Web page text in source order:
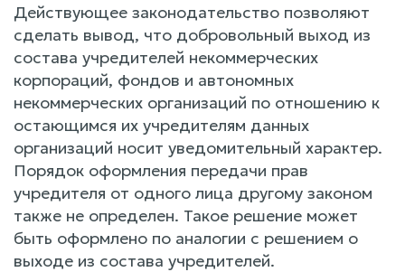
Действующее законодательство позволяют
сделать вывод, что добровольный выход из
состава учредителей некоммерческих
корпораций, фондов и автономных
некоммерческих организаций по отношению к
остающимся их учредителям данных
организаций носит уведомительный характер.
Порядок оформления передачи прав
учредителя от одного лица другому законом
также не определен. Такое решение может
быть оформлено по аналогии с решением о
выходе из состава учредителей.